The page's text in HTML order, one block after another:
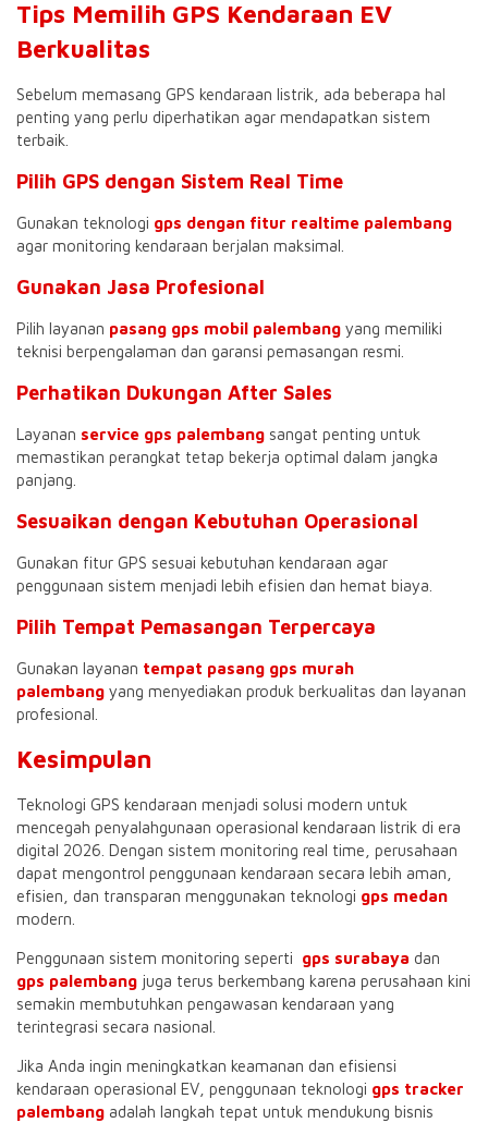
Tips Memilih GPS Kendaraan EV
Berkualitas
Sebelum memasang GPS kendaraan listrik, ada beberapa hal
penting yang perlu diperhatikan agar mendapatkan sistem
terbaik.
Pilih GPS dengan Sistem Real Time
Gunakan teknologi gps dengan fitur realtime palembang
agar monitoring kendaraan berjalan maksimal.
Gunakan Jasa Profesional
Pilih layanan pasang gps mobil palembang yang memiliki
teknisi berpengalaman dan garansi pemasangan resmi.
Perhatikan Dukungan After Sales
Layanan service gps palembang sangat penting untuk
memastikan perangkat tetap bekerja optimal dalam jangka
panjang.
Sesuaikan dengan Kebutuhan Operasional
Gunakan fitur GPS sesuai kebutuhan kendaraan agar
penggunaan sistem menjadi lebih efisien dan hemat biaya.
Pilih Tempat Pemasangan Terpercaya
Gunakan layanan tempat pasang gps murah
palembang yang menyediakan produk berkualitas dan layanan
profesional.
Kesimpulan
Teknologi GPS kendaraan menjadi solusi modern untuk
mencegah penyalahgunaan operasional kendaraan listrik di era
digital 2026. Dengan sistem monitoring real time, perusahaan
dapat mengontrol penggunaan kendaraan secara lebih aman,
efisien, dan transparan menggunakan teknologi gps medan
modern.
Penggunaan sistem monitoring seperti gps surabaya dan
gps palembang juga terus berkembang karena perusahaan kini
semakin membutuhkan pengawasan kendaraan yang
terintegrasi secara nasional.
Jika Anda ingin meningkatkan keamanan dan efisiensi
kendaraan operasional EV, penggunaan teknologi gps tracker
palembang adalah langkah tepat untuk mendukung bisnis